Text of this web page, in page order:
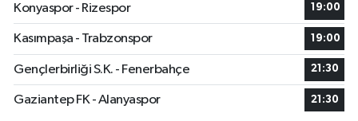
Konyaspor - Rizespor
19:00
Kasımpaşa - Trabzonspor 19:00
Gençlerbirliği S.K. - Fenerbahçe 21:30
Gaziantep FK - Alanyaspor 21:30